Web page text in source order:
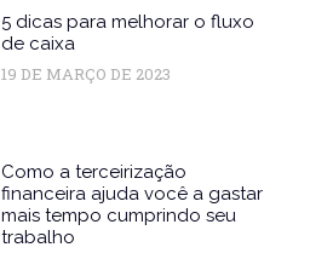
5 dicas para melhorar o fluxo
de caixa
19 DE MARÇO DE 2023
Como a terceirização
financeira ajuda você a gastar
mais tempo cumprindo seu
trabalho